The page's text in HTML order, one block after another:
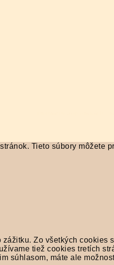
Tieto súbory môžete
Zo všetkých cookies
tiež cookies tretích
súhlasom, máte ale